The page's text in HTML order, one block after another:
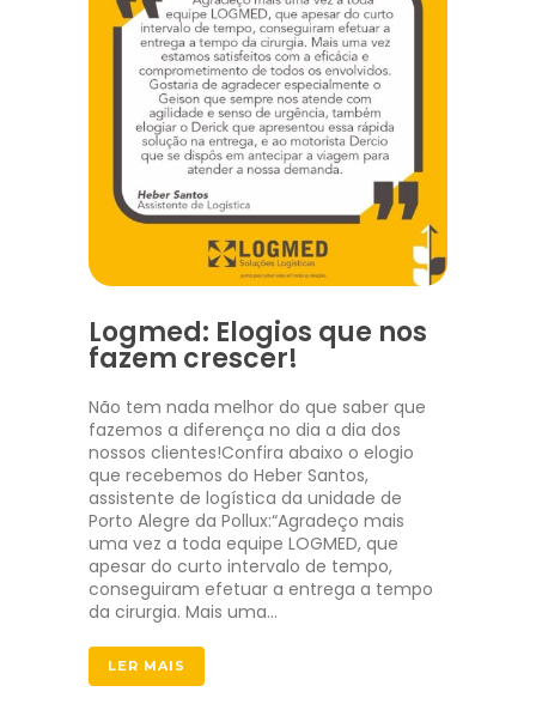
Logmed: Elogios que nos
fazem crescer!
Não tem nada melhor do que saber que
fazemos a diferença no dia a dia dos
nossos clientes!Confira abaixo o elogio
que recebemos do Heber Santos,
assistente de logística da unidade de
Porto Alegre da Pollux:“Agradeço mais
uma vez a toda equipe LOGMED, que
apesar do curto intervalo de tempo,
conseguiram efetuar a entrega a tempo
da cirurgia. Mais uma…
LER MAIS